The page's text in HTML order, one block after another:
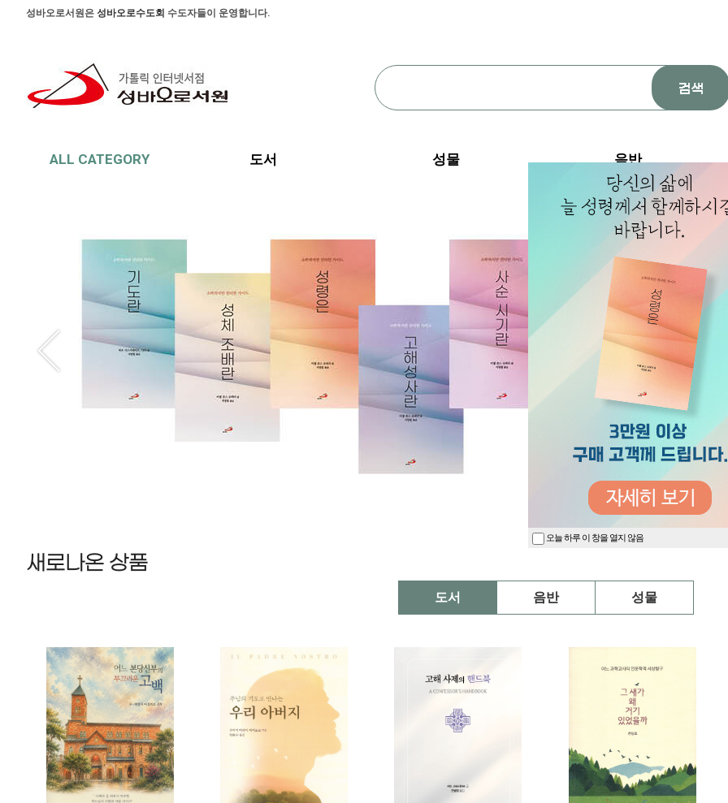
본문 바로가기
주메뉴 바로가기
사이드메뉴 바로가기
성바오로서원은 성바오로수도회 수도자들이 운영합니다.
ALL CATEGORY 도서 성물 음반
오늘 하루 이 창을 열지 않음
새로나온 상품
도서 음반 성물